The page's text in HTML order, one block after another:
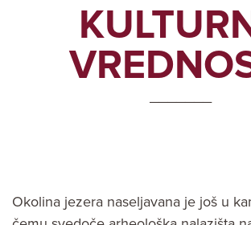
_______
Okolina jezera naseljavana je još u